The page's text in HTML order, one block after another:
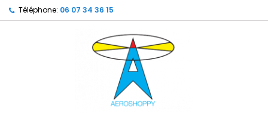
Téléphone: 06 07 34 36 15
My wishlists ×
Create new list
Créer une liste d'envies ×
Nom de la liste d'envies
Connexion ×
Vous devez être connecté pour ajouter des produits
Annuler